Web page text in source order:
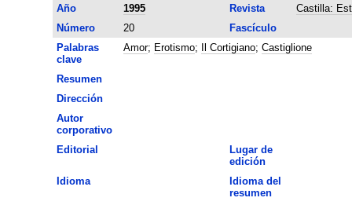
Año
1995 Revista
Castilla:
Número
20
Fascículo
Palabras
clave
Amor; Erotismo; Il Cortigiano; Castiglione
Resumen
Dirección
Autor
corporativo
Editorial
Lugar de
edición
Idioma
Idioma del
resumen